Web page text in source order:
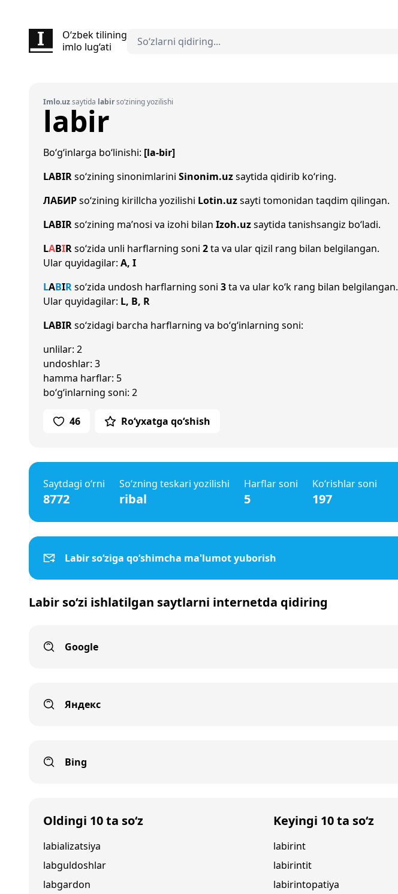
O‘zbek tilining
imlo lug‘ati
Imlo.uzsaytida labirso‘zining yozilishi
labir
Bo‘g‘inlarga bo‘linishi: [la-bir]
LABIRso‘zining sinonimlarini Sinonim.uzsaytida qidirib ko‘ring.
ЛАБИРso‘zining kirillcha yozilishi Lotin.uzsayti tomonidan taqdim qilingan.
LABIRso‘zining ma’nosi va izohi bilan Izoh.uzsaytida tanishsangiz bo‘ladi.
LABIRso‘zida unli harflarning soni 2ta va ular qizil rang bilan belgilangan.
Ular quyidagilar: A, I
LABIRso‘zida undosh harflarning soni 3ta va ular ko‘k rang bilan belgilangan.
Ular quyidagilar: L, B, R
LABIRso‘zidagi barcha harflarning va bo‘g‘inlarning soni:
unlilar: 2
undoshlar: 3
hamma harflar: 5
bo‘g‘inlarning soni: 2
46 Ro‘yxatga qo‘shish
Saytdagi o‘rni
8772
So‘zning teskari yozilishi
ribal
Harflar soni
5
Ko‘rishlar soni
197
Labir so‘ziga qo‘shimcha ma'lumot yuborish
Labir so‘zi ishlatilgan saytlarni internetda qidiring
Google
Яндекс
Bing
Oldingi 10 ta so‘z
labializatsiya
labguldoshlar
labgardon
Keyingi 10 ta so‘z
labirint
labirintit
labirintopatiya